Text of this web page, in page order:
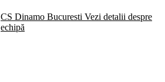
CS Dinamo Bucuresti Vezi detalii despre
echipă